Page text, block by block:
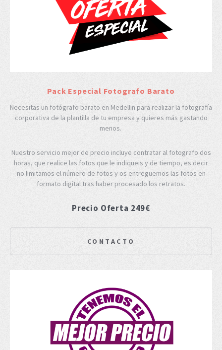
Pack Especial Fotografo Barato
Necesitas un fotógrafo barato en Medellin para realizar la fotografía
corporativa de la plantilla de tu empresa y quieres más gastando
menos.
Nuestro servicio mejor de precio incluye contratar al fotografo dos
horas, que realice las fotos que le indiqueis y de tiempo, es decir
no limitamos el número de fotos y os entreguemos las fotos en
formato digital tras haber procesado los retratos.
Precio Oferta 249€
CONTACTO